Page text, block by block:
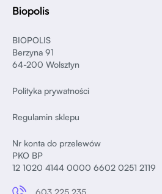
Biopolis
BIOPOLIS
Berzyna 91
64-200 Wolsztyn
Polityka prywatności
Regulamin sklepu
Nr konta do przelewów
PKO BP
12 1020 4144 0000 6602 0251 2119
603 225 235